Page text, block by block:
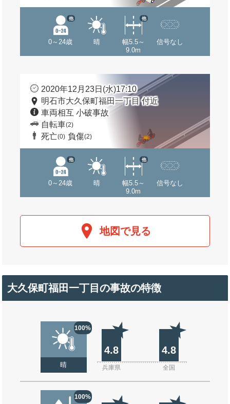
0～24歳
他
晴
幅5.5～
9.0m
他
信号なし
2020年12月23日(水)17:10
明石市大久保町福田一丁目 付近
車両相互 小破事故
自転車(2)
死亡(0) 負傷(2)
0～24歳
他
晴
幅5.5～
9.0m
他
信号なし
地図で見る
大久保町福田一丁目の事故の特徴
100%
晴
4.8 4.8
兵庫県 全国
100%